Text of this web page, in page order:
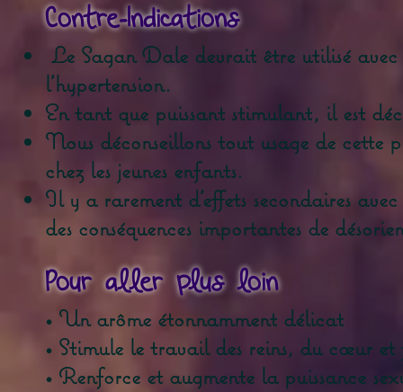
Contre-Indications
Le Sagan Dale devrait être utilisé avec
l'hypertension.
En tant que puissant stimulant, il est
Nous déconseillons tout usage de cette
chez les jeunes enfants.
Il y a rarement d'effets secondaires
des conséquences importantes de
Pour aller plus loin
• Un arôme étonnamment délicat
• Stimule le travail des reins, du cœur
• Renforce et augmente la puissance